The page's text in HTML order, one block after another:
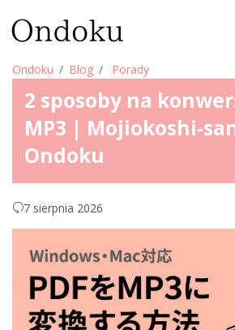
Ondoku Blog Porady
2 sposoby na
MP3 | Mojiokoshi-
Ondoku
7 sierpnia 2026